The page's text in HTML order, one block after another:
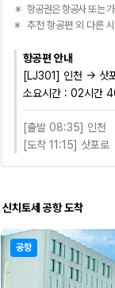
항공권은 항공사 또는
추천 항공편 외 다른
항공편 안내
[LJ301] 인천 → 삿
소요시간 : 02시간
[출발 08:35] 인천
[도착 11:15] 삿포로
신치토세 공항 도착
공항